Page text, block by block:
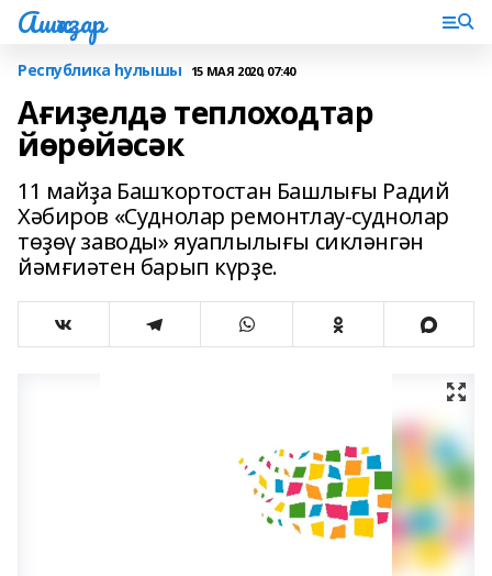
Ашҡаҙар
Республика һулышы 15 МАЯ 2020, 07:40
Ағиҙелдә теплоходтар
йөрөйәсәк
11 майҙа Башҡортостан Башлығы Радий
Хәбиров «Суднолар ремонтлау-суднолар
төҙөү заводы» яуаплылығы сикләнгән
йәмғиәтен барып күрҙе.